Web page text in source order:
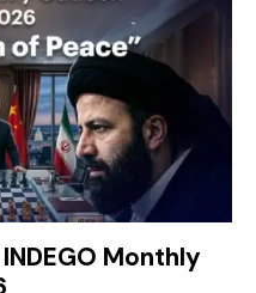
Monthly